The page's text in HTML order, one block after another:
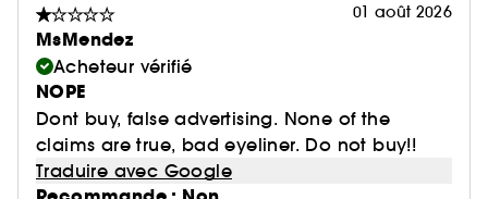
01 août 2026
MsMendez
Acheteur vérifié
NOPE
Dont buy, false advertising. None of the
claims are true, bad eyeliner. Do not buy!!
Traduire avec Google